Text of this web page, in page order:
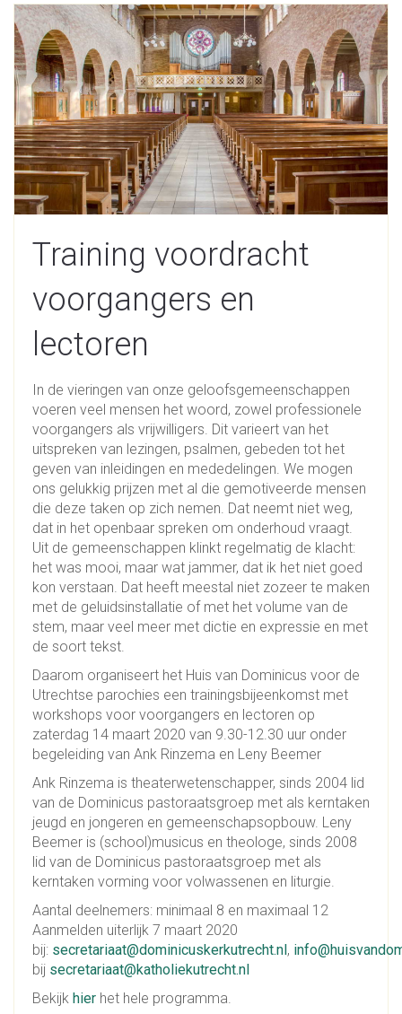
Training voordracht
voorgangers en
lectoren
In de vieringen van onze geloofsgemeenschappen
voeren veel mensen het woord, zowel professionele
voorgangers als vrijwilligers. Dit varieert van het
uitspreken van lezingen, psalmen, gebeden tot het
geven van inleidingen en mededelingen. We mogen
ons gelukkig prijzen met al die gemotiveerde mensen
die deze taken op zich nemen. Dat neemt niet weg,
dat in het openbaar spreken om onderhoud vraagt.
Uit de gemeenschappen klinkt regelmatig de klacht:
het was mooi, maar wat jammer, dat ik het niet goed
kon verstaan. Dat heeft meestal niet zozeer te maken
met de geluidsinstallatie of met het volume van de
stem, maar veel meer met dictie en expressie en met
de soort tekst.
Daarom organiseert het Huis van Dominicus voor de
Utrechtse parochies een trainingsbijeenkomst met
workshops voor voorgangers en lectoren op
zaterdag 14 maart 2020 van 9.30-12.30 uur onder
begeleiding van Ank Rinzema en Leny Beemer
Ank Rinzema is theaterwetenschapper, sinds 2004 lid
van de Dominicus pastoraatsgroep met als kerntaken
jeugd en jongeren en gemeenschapsopbouw. Leny
Beemer is (school)musicus en theologe, sinds 2008
lid van de Dominicus pastoraatsgroep met als
kerntaken vorming voor volwassenen en liturgie.
Aantal deelnemers: minimaal 8 en maximaal 12
Aanmelden uiterlijk 7 maart 2020
bij: secretariaat@dominicuskerkutrecht.nl,
bij secretariaat@katholiekutrecht.nl
Bekijk hier het hele programma.